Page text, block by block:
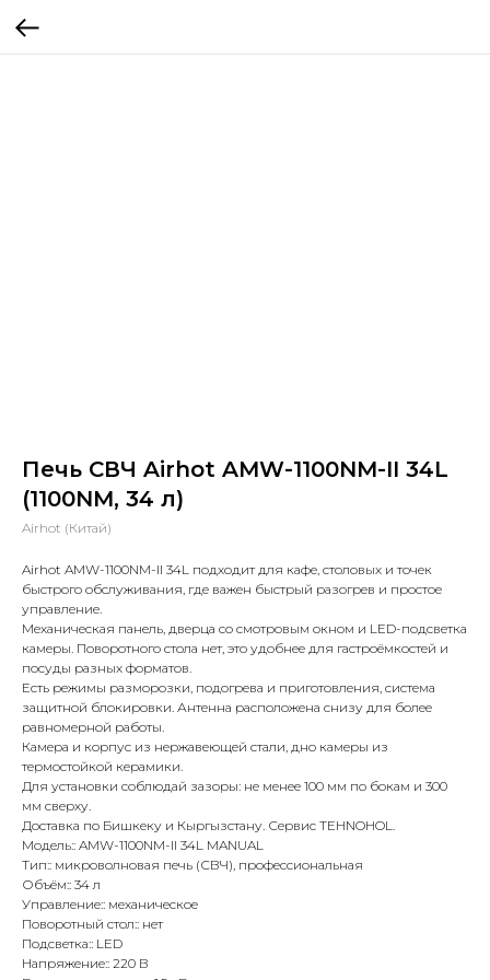
Печь СВЧ Airhot AMW-1100NM-II 34L
(1100NM, 34 л)
Airhot (Китай)
Airhot AMW-1100NM-II 34L подходит для кафе, столовых и точек
быстрого обслуживания, где важен быстрый разогрев и простое
управление.
Механическая панель, дверца со смотровым окном и LED-подсветка
камеры. Поворотного стола нет, это удобнее для гастроёмкостей и
посуды разных форматов.
Есть режимы разморозки, подогрева и приготовления, система
защитной блокировки. Антенна расположена снизу для более
равномерной работы.
Камера и корпус из нержавеющей стали, дно камеры из
термостойкой керамики.
Для установки соблюдай зазоры: не менее 100 мм по бокам и 300
мм сверху.
Доставка по Бишкеку и Кыргызстану. Сервис TEHNOHOL.
Модель:: AMW-1100NM-II 34L MANUAL
Тип:: микроволновая печь (СВЧ), профессиональная
Объём:: 34 л
Управление:: механическое
Поворотный стол:: нет
Подсветка:: LED
Напряжение:: 220 В